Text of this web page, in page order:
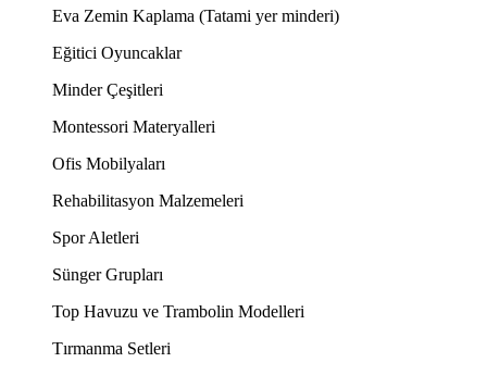
Eva Zemin Kaplama (Tatami yer minderi)
Eğitici Oyuncaklar
Minder Çeşitleri
Montessori Materyalleri
Ofis Mobilyaları
Rehabilitasyon Malzemeleri
Spor Aletleri
Sünger Grupları
Top Havuzu ve Trambolin Modelleri
Tırmanma Setleri